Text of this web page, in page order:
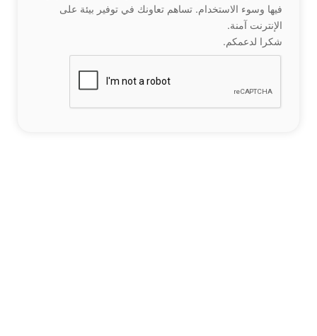
فيها وسوء الاستخدام. تساهم تعاونك في توفير بيئة على
الإنترنت آمنة.
شكرا لدعمكم.